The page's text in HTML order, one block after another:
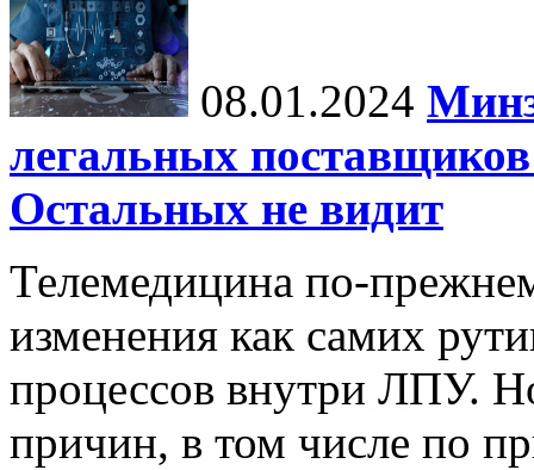
08.01.2024
легальных
Остальных не видит
Телемедицина по-
изменения как самих
процессов внутри ЛПУ.
причин, в том числе по